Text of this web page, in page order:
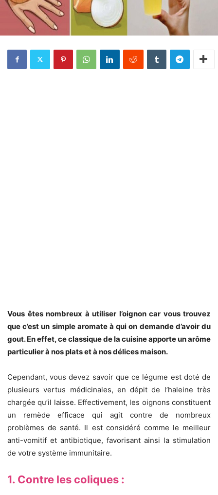
Vous êtes nombreux à utiliser l’oignon car vous trouvez
que c’est un simple aromate à qui on demande d’avoir du
gout. En effet, ce classique de la cuisine apporte un arôme
particulier à nos plats et à nos délices maison.
Cependant, vous devez savoir que ce légume est doté de
plusieurs vertus médicinales, en dépit de l’haleine très
chargée qu’il laisse. Effectivement, les oignons constituent
un remède efficace qui agit contre de nombreux
problèmes de santé. Il est considéré comme le meilleur
anti-vomitif et antibiotique, favorisant ainsi la stimulation
de votre système immunitaire.
1. Contre les coliques :